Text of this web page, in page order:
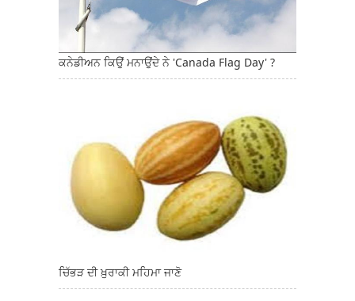
ਕਨੇਡੀਅਨ ਕਿਉਂ ਮਨਾਉਂਦੇ ਨੇ 'Canada Flag Day' ?
ਚਿੱਭੜ ਦੀ ਖ਼ੁਰਾਕੀ ਮਹਿਮਾ ਜਾਣੋ